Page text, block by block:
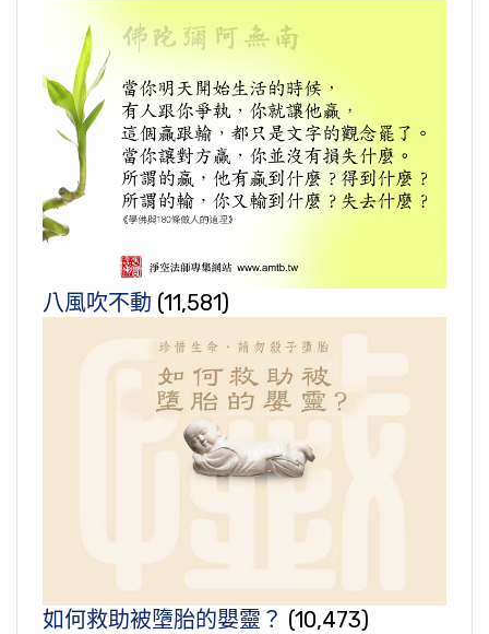
八風吹不動 (11,581)
如何救助被墮胎的嬰靈？ (10,473)